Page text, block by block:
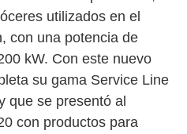
utilizados en el
con una potencia de
kW. Con este nuevo
su gama Service Line
que se presentó al
con productos para